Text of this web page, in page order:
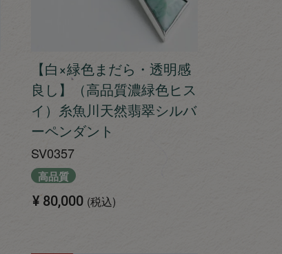
【白×緑色まだら・透明感
良し】（高品質濃緑色ヒス
イ）糸魚川天然翡翠シルバ
ーペンダント
SV0357
高品質
¥ 80,000 税込